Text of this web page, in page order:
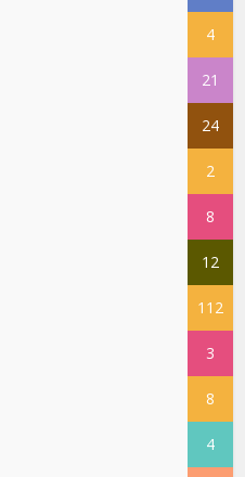
4
21
24
2
8
12
112
3
8
4